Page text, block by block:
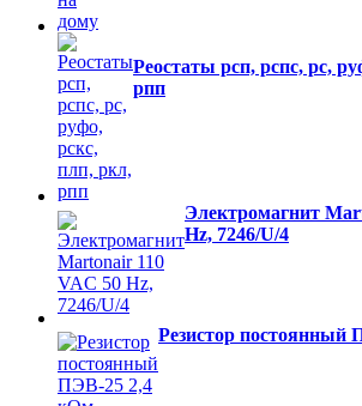
Реостаты рсп, рспс, рс,
рпп
Электромагнит
Hz, 7246/U/4
Резистор постоянный